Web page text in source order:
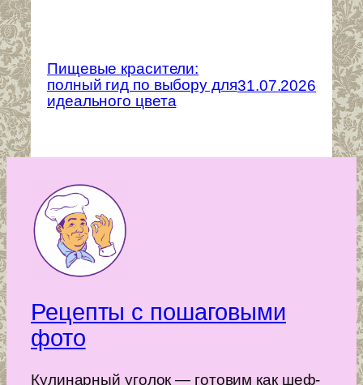
Пищевые красители:
полный гид по выбору для
идеального цвета
31.07.2026
Рецепты с пошаговыми
фото
Кулинарный уголок — готовим как шеф-